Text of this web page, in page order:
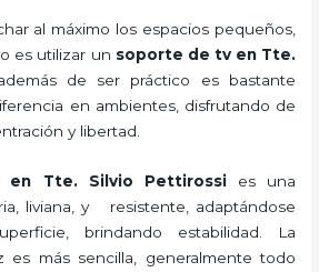
al máximo los espacios pequeños,
es utilizar un soporte de tv en Tte.
de ser práctico es bastante
en ambientes, disfrutando de
y libertad.
Tte. Silvio Pettirossi es una
liviana, y resistente, adaptándose
brindando estabilidad. La
es más sencilla, generalmente todo